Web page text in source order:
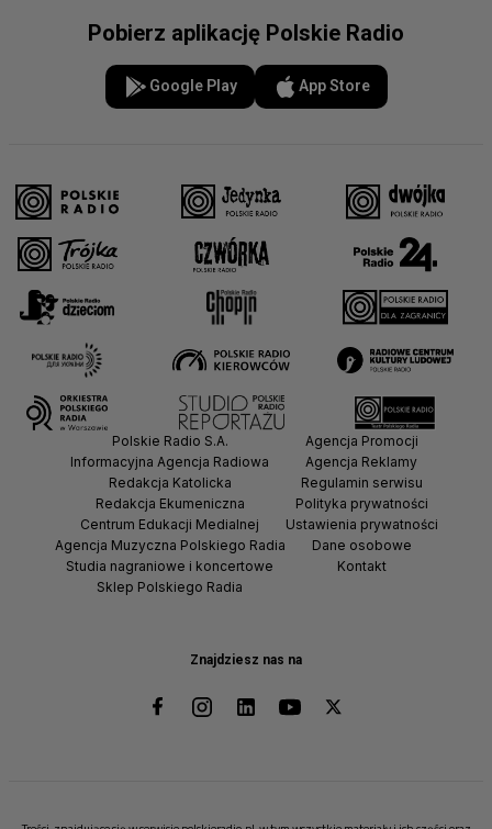
Pobierz aplikację Polskie Radio
Google Play App Store
Znajdziesz nas na
Polskie Radio S.A.
Informacyjna Agencja Radiowa
Redakcja Katolicka
Redakcja Ekumeniczna
Centrum Edukacji Medialnej
Agencja Muzyczna Polskiego Radia
Studia nagraniowe i koncertowe
Sklep Polskiego Radia
Agencja Promocji
Agencja Reklamy
Regulamin serwisu
Polityka prywatności
Ustawienia prywatności
Dane osobowe
Kontakt